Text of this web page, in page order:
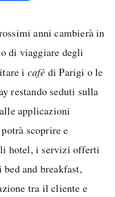
anni cambierà in
di viaggiare degli
i cafè di Parigi o le
restando seduti sulla
applicazioni
scoprire e
hotel, i servizi offerti
and breakfast,
tra il cliente e